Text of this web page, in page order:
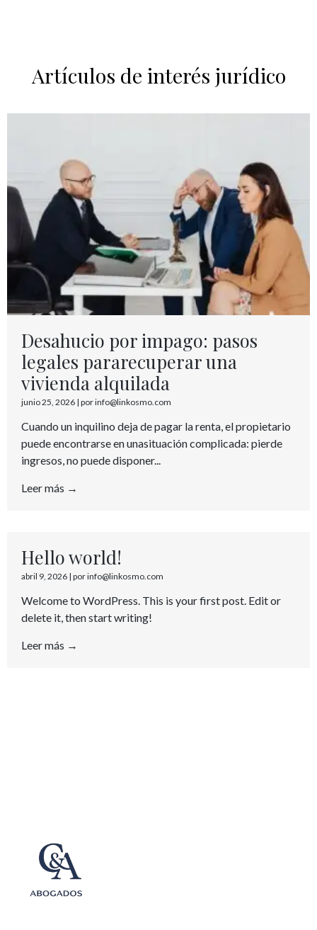
Artículos de interés jurídico
Desahucio por impago: pasos
legales pararecuperar una
vivienda alquilada
junio 25, 2026 | por info@linkosmo.com
Cuando un inquilino deja de pagar la renta, el propietario
puede encontrarse en unasituación complicada: pierde
ingresos, no puede disponer...
Leer más →
Hello world!
abril 9, 2026 | por info@linkosmo.com
Welcome to WordPress. This is your first post. Edit or
delete it, then start writing!
Leer más →